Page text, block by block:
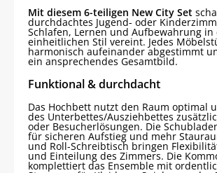
Mit diesem 6-teiligen New City Set
durchdachtes Jugend- oder
Schlafen, Lernen und Aufbewahrung in
einheitlichen Stil vereint. Jedes
harmonisch aufeinander abgestimmt
ein ansprechendes Gesamtbild.
Funktional & durchdacht
Das Hochbett nutzt den Raum optimal
des Unterbettes/Ausziehbettes
oder Besucherlösungen. Die
für sicheren Aufstieg und mehr
und Roll-Schreibtisch bringen
und Einteilung des Zimmers. Die
komplettiert das Ensemble mit